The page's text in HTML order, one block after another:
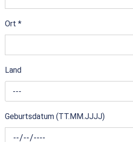
Ort *
Land
---
Geburtsdatum (TT.MM.JJJJ)